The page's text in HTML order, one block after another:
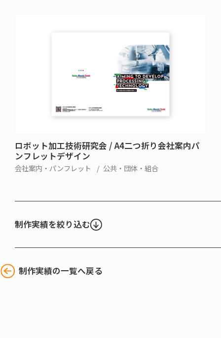
ロボット加工技術研究会 / A4二つ折り会社案内パ
ンフレットデザイン
会社案内・パンフレット 公共・団体・組合
制作実績を絞り込む
制作実績の一覧へ戻る